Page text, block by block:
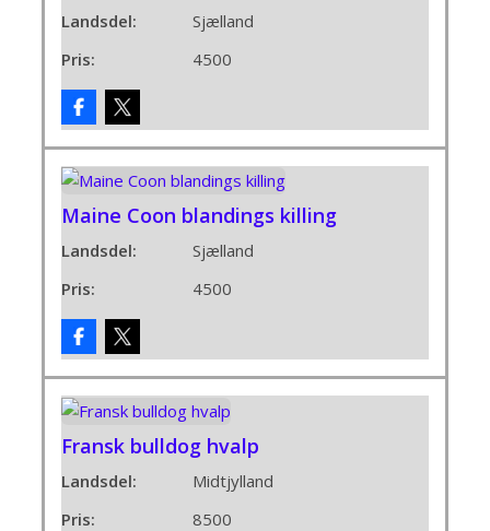
Landsdel:
Sjælland
Pris:
4500
Maine Coon blandings killing
Landsdel:
Sjælland
Pris:
4500
Fransk bulldog hvalp
Landsdel:
Midtjylland
Pris:
8500